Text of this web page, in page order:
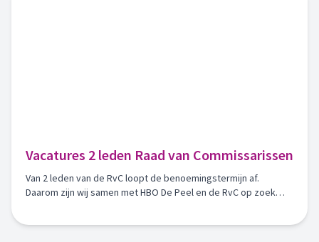
Vacatures 2 leden Raad van Commissarissen
Van 2 leden van de RvC loopt de benoemingstermijn af.
Daarom zijn wij samen met HBO De Peel en de RvC op zoek